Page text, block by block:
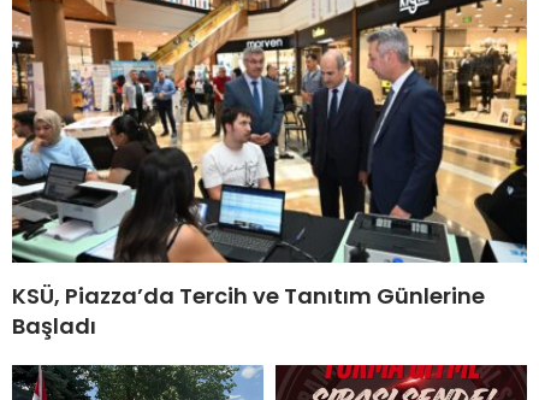
KSÜ, Piazza’da Tercih ve Tanıtım Günlerine
Başladı